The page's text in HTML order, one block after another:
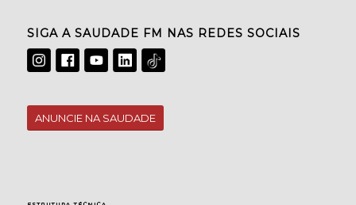
SIGA A SAUDADE FM NAS REDES SOCIAIS
ANUNCIE NA SAUDADE